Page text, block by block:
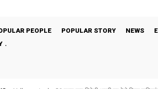
PEOPLE POPULAR STORY NEWS